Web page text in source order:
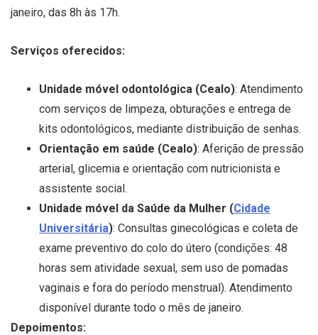
janeiro, das 8h às 17h.
Serviços oferecidos:
Unidade móvel odontológica (Cealo): Atendimento
com serviços de limpeza, obturações e entrega de
kits odontológicos, mediante distribuição de senhas.
Orientação em saúde (Cealo): Aferição de pressão
arterial, glicemia e orientação com nutricionista e
assistente social.
Unidade móvel da Saúde da Mulher (Cidade
Universitária): Consultas ginecológicas e coleta de
exame preventivo do colo do útero (condições: 48
horas sem atividade sexual, sem uso de pomadas
vaginais e fora do período menstrual). Atendimento
disponível durante todo o mês de janeiro.
Depoimentos: